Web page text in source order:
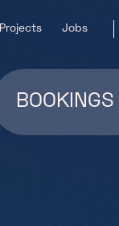
Projects Jobs
BOOKINGS